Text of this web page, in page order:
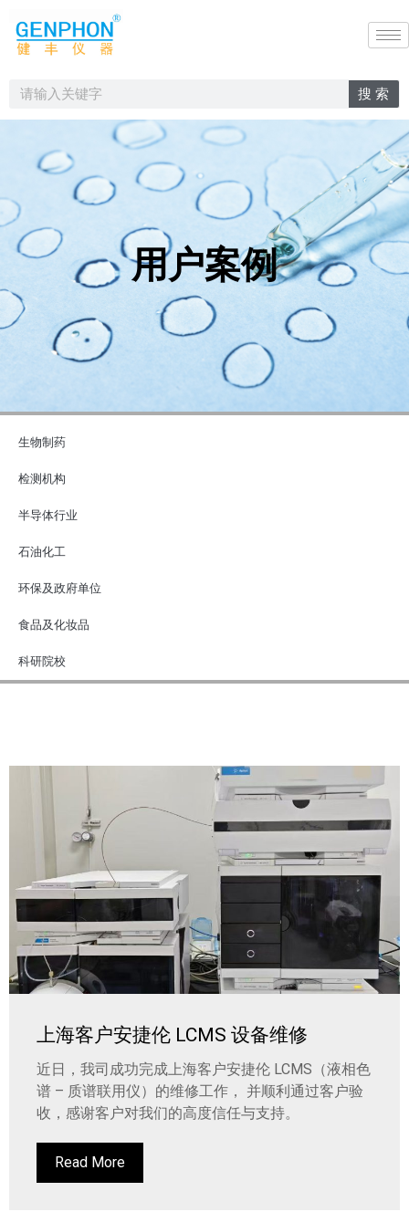
搜 索
用户案例
生物制药
检测机构
半导体行业
石油化工
环保及政府单位
食品及化妆品
科研院校
上海客户安捷伦 LCMS 设备维修
近日，我司成功完成上海客户安捷伦 LCMS（液相色
谱 – 质谱联用仪）的维修工作， 并顺利通过客户验
收，感谢客户对我们的高度信任与支持。
Read More